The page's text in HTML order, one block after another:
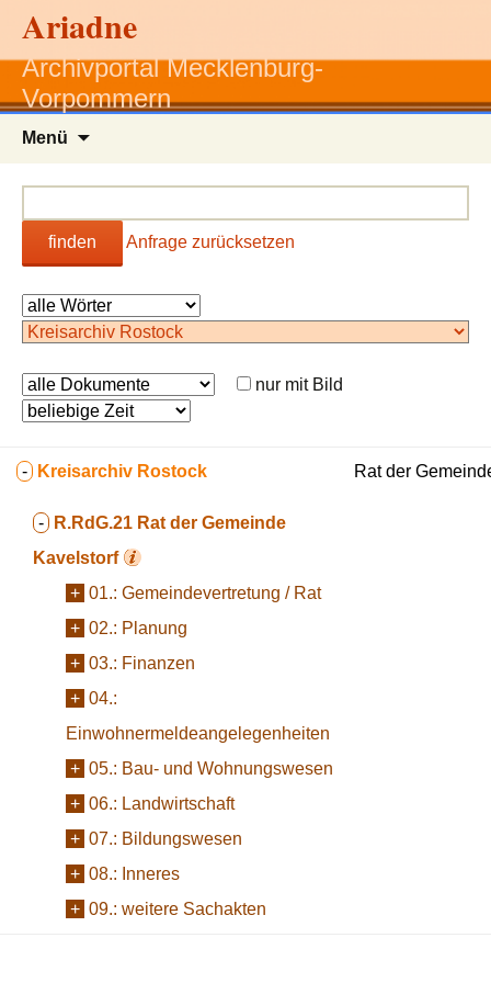
Ariadne
Archivportal Mecklenburg-
Vorpommern
Menü
finden Anfrage zurücksetzen
nur mit Bild
- Kreisarchiv Rostock
- R.RdG.21 Rat der Gemeinde
Kavelstorf
+ 01.: Gemeindevertretung / Rat
+ 02.: Planung
+ 03.: Finanzen
+ 04.:
Einwohnermeldeangelegenheiten
+ 05.: Bau- und Wohnungswesen
+ 06.: Landwirtschaft
+ 07.: Bildungswesen
+ 08.: Inneres
+ 09.: weitere Sachakten
Rat der